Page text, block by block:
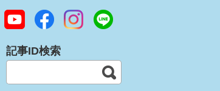
記事ID検索